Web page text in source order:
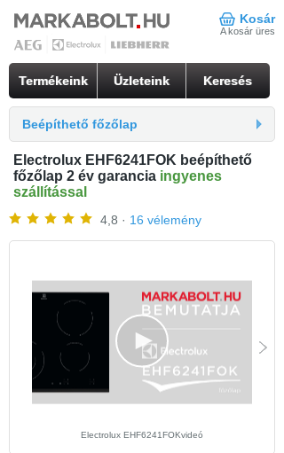
Kosár
A kosár üres
Termékeink Üzleteink Keresés
Beépíthető főzőlap
Electrolux EHF6241FOK beépíthető
főzőlap 2 év garancia ingyenes
szállítással
4,8 · 16 vélemény
Electrolux EHF6241FOKvideó